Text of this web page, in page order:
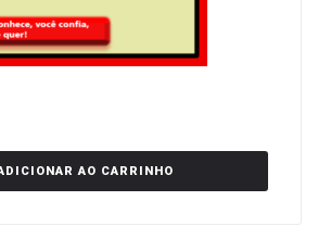
AO CARRINHO